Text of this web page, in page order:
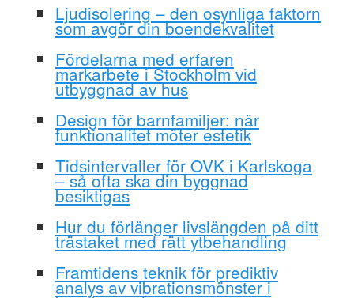
Ljudisolering – den osynliga faktorn
som avgör din boendekvalitet
Fördelarna med erfaren
markarbete i Stockholm vid
utbyggnad av hus
Design för barnfamiljer: när
funktionalitet möter estetik
Tidsintervaller för OVK i Karlskoga
– så ofta ska din byggnad
besiktigas
Hur du förlänger livslängden på ditt
trästaket med rätt ytbehandling
Framtidens teknik för prediktiv
analys av vibrationsmönster i